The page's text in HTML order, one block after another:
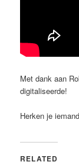
Met dank aan
digitaliseerde!
Herken je
RELATED